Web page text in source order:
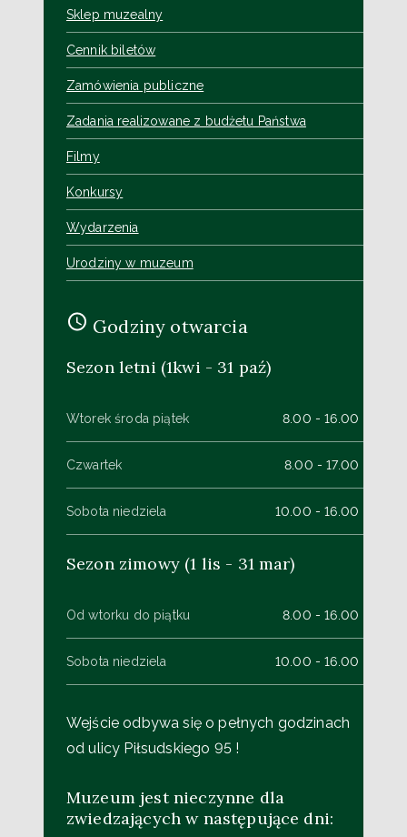
Sklep muzealny
Cennik biletów
Zamówienia publiczne
Zadania realizowane z budżetu Państwa
Filmy
Konkursy
Wydarzenia
Urodziny w muzeum
Godziny otwarcia
Sezon letni (1kwi - 31 paź)
Wtorek środa piątek 8.00 - 16.00
Czwartek 8.00 - 17.00
Sobota niedziela 10.00 - 16.00
Sezon zimowy (1 lis - 31 mar)
Od wtorku do piątku 8.00 - 16.00
Sobota niedziela 10.00 - 16.00
Wejście odbywa się o pełnych godzinach
od ulicy Piłsudskiego 95 !
Muzeum jest nieczynne dla
zwiedzających w następujące dni: